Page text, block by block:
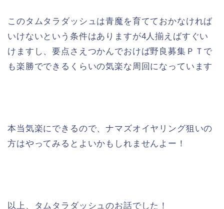
このタムタラダッシュは青魔を育てておかなければ
いけないという条件はありますが4人揃えばすぐい
けますし、要点さえつかんでおけば野良募集ＰＴで
も楽勝でできるくらいの気楽な周回になっています
本当気楽にできるので、ナマズオイヤリング狙いの
方はやってみるとよいかもしれませんよー！
以上、タムタラダッシュのお話でした！